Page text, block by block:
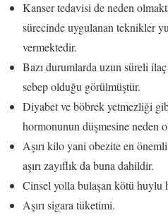
Kanser tedavisi de neden
sürecinde uygulanan teknikler
vermektedir.
Bazı durumlarda uzun süreli
sebep olduğu görülmüştür.
Diyabet ve böbrek yetmezliği
hormonunun düşmesine neden
Aşırı kilo yani obezite en
aşırı zayıflık da buna dahildir.
Cinsel yolla bulaşan kötü huylu
Aşırı sigara tüketimi.